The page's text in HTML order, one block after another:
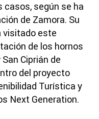
casos, según se ha
de Zamora. Su
visitado este
de los hornos
Ciprián de
del proyecto
Turística y
Next Generation.